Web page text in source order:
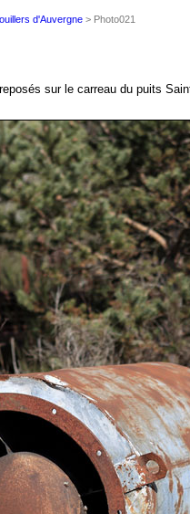
d'Auvergne > Photo021
sur le carreau du puits